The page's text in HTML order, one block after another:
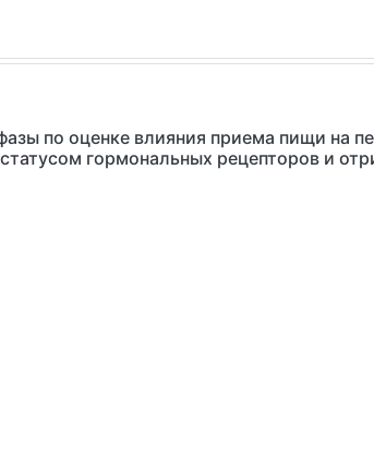
по оценке влияния приема пищи на
гормональных рецепторов и